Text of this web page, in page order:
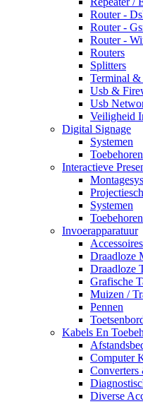
Router -
Router -
Router -
Routers
Splitters
Terminal &
Usb &
Usb
Veiligheid
Digital Signage
Systemen
Toebehoren
Interactieve
Systemen
Toebehoren
Invoerapparatuur
Accessoires
Draadloze
Draadloze
Grafische
Muizen /
Pennen
Kabels En
Computer
Converters
Diverse